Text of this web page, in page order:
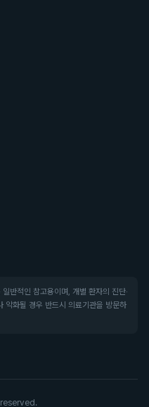
반적인 참고용이며, 개별 환자의 진단·
악화될 경우 반드시 의료기관을 방문하